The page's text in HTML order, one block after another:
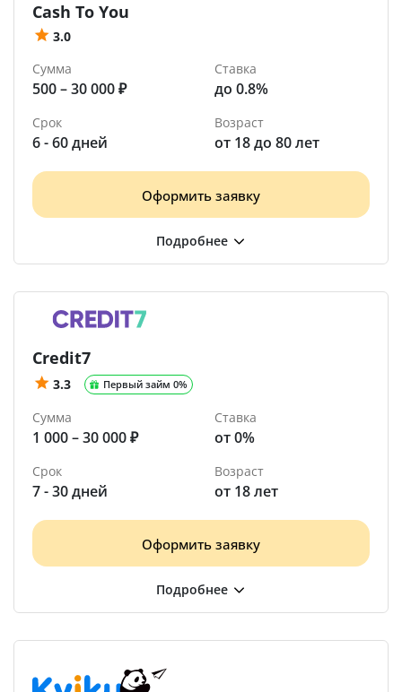
Cash To You
3.0
Сумма
500 – 30 000 ₽
Ставка
до 0.8%
Срок
6 - 60 дней
Возраст
от 18 до 80 лет
Оформить заявку
Credit7
3.3 Первый займ 0%
Сумма
1 000 – 30 000 ₽
Ставка
от 0%
Срок
7 - 30 дней
Возраст
от 18 лет
Оформить заявку